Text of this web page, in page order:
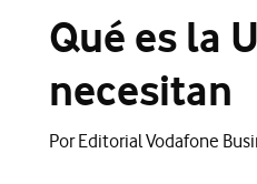
IA para empresas
Workplace
Soluciones de negocio
Qué es la
necesitan
Por Editorial Vodafone